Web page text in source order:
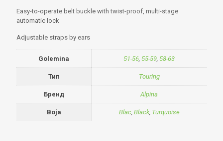
Easy-to-operate belt buckle with twist-proof, multi-stage
automatic lock
Adjustable straps by ears
Golemina 51-56, 55-59, 58-63
Тип Touring
Бренд Alpina
Boja Blac, Black, Turquoise